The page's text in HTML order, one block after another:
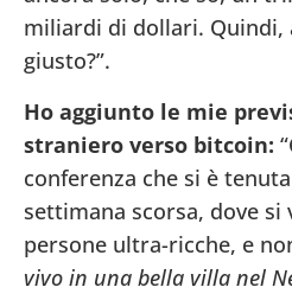
miliardi di dollari. Quindi,
giusto?”.
Ho aggiunto le mie
straniero verso bitcoin:
conferenza che si è
settimana scorsa, dove
persone ultra-ricche, e
vivo in una bella villa nel